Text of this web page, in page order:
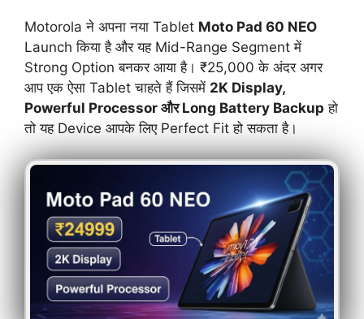
Motorola ने अपना नया Tablet Moto Pad 60 NEO
Launch किया है और यह Mid-Range Segment में
Strong Option बनकर आया है। ₹25,000 के अंदर अगर
आप एक ऐसा Tablet चाहते हैं जिसमें 2K Display,
Powerful Processor और Long Battery Backup हो
तो यह Device आपके लिए Perfect Fit हो सकता है।